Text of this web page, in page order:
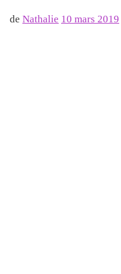
de Nathalie 10 mars 2019